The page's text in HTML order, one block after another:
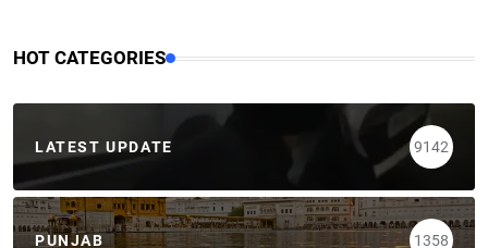
HOT CATEGORIES
LATEST UPDATE 9142
PUNJAB 1358